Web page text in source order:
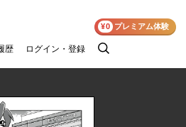
歴 ログイン・登録
検
¥0 プレミアム体験